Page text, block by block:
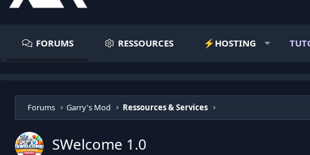
FORUMS RESSOURCES ⚡️HOSTING
Forums Garry's Mod Ressources & Services
SWelcome 1.0